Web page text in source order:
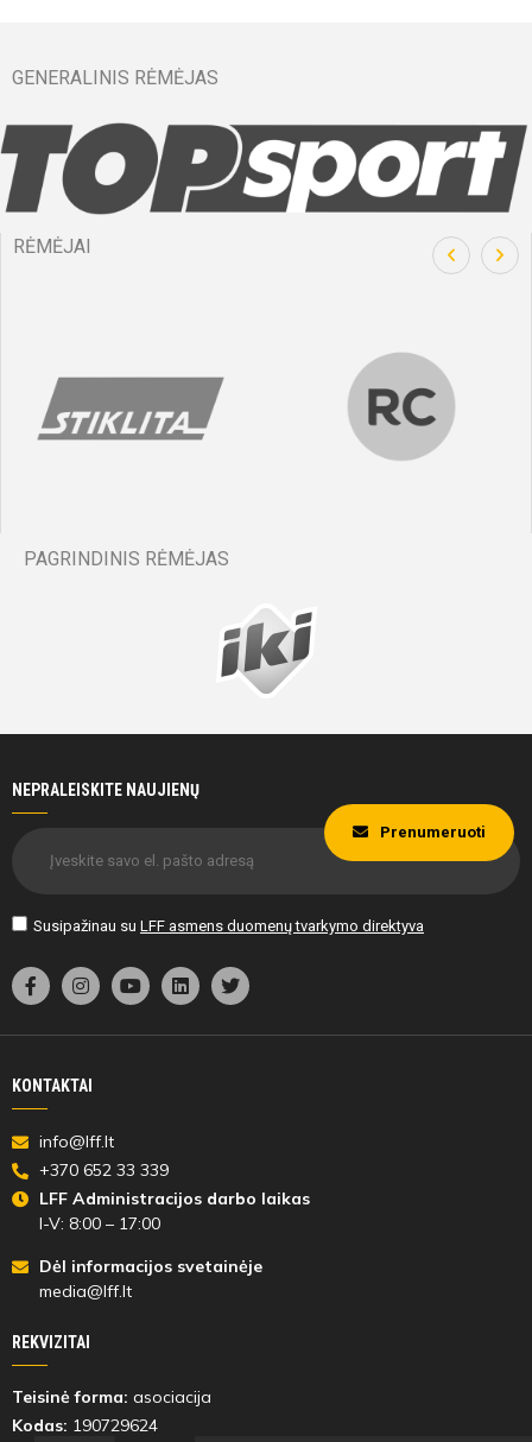
GENERALINIS RĖMĖJAS
RĖMĖJAI
PAGRINDINIS RĖMĖJAS
NEPRALEISKITE NAUJIENŲ
Susipažinau su LFF asmens duomenų tvarkymo direktyva
Prenumeruoti
KONTAKTAI
info@lff.lt
+370 652 33 339
LFF Administracijos darbo laikas
I-V: 8:00 – 17:00
Dėl informacijos svetainėje
media@lff.lt
REKVIZITAI
Teisinė forma: asociacija
Kodas: 190729624